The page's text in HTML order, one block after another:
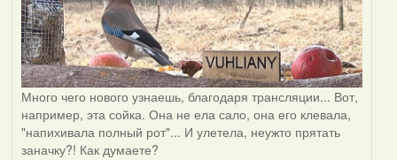
Много чего нового узнаешь, благодаря трансляции... Вот,
например, эта сойка. Она не ела сало, она его клевала,
"напихивала полный рот"... И улетела, неужто прятать
заначку?! Как думаете?